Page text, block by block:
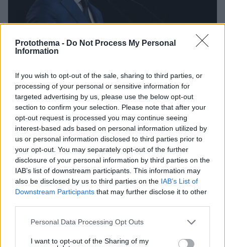
Protothema - Do Not Process My Personal
Information
If you wish to opt-out of the sale, sharing to third parties, or
processing of your personal or sensitive information for
targeted advertising by us, please use the below opt-out
section to confirm your selection. Please note that after your
opt-out request is processed you may continue seeing
interest-based ads based on personal information utilized by
us or personal information disclosed to third parties prior to
your opt-out. You may separately opt-out of the further
disclosure of your personal information by third parties on the
IAB’s list of downstream participants. This information may
also be disclosed by us to third parties on the IAB’s List of
Downstream Participants that may further disclose it to other
Please note that this website/app uses one or more Google
not limited to your visit or usage behaviour. You may click to
Personal Data Processing Opt Outs
I want to opt-out of the Sharing of my
Σύγκρουση στην Ουγγαρία: Ο πρόεδρος Σούλιοκ
αρνείται να παραιτηθεί παρά το τελεσίγραφο Μαγιάρ
Ο Μαγιάρ έχει ζητήσει τις παραιτήσεις του Τάμας
Σούλιοκ και άλλων «μαριονετών» που είχαν διοριστεί
από τον Βίκτορ Όρμπαν
18.05.2026, 13:10 3